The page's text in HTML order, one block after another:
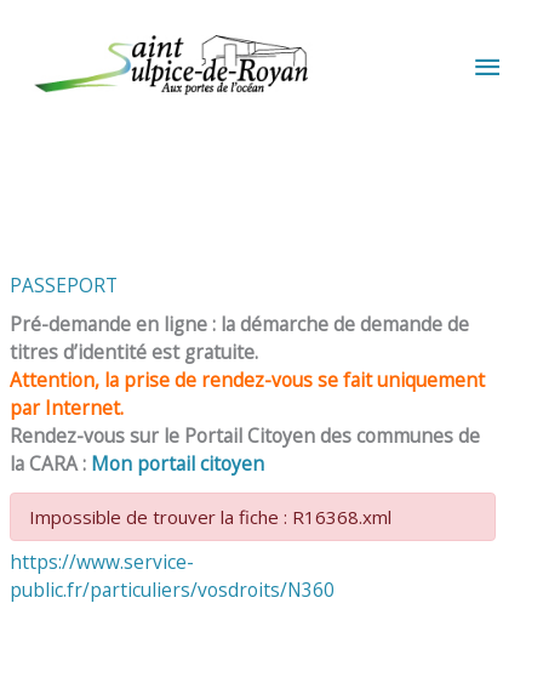
PASSEPORT
Pré-demande en ligne : la démarche de demande de
titres d’identité est gratuite.
Attention, la prise de rendez-vous se fait uniquement
par Internet.
Rendez-vous sur le Portail Citoyen des communes de
la CARA : Mon portail citoyen
Impossible de trouver la fiche : R16368.xml
https://www.service-
public.fr/particuliers/vosdroits/N360